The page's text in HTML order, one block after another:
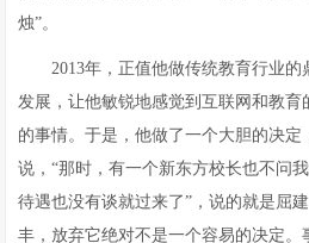
烛”。
2013年，正值他做传统教育行业
发展，让他敏锐地感觉到互联网和教育
的事情。于是，他做了一个大胆的决定
说，“那时，有一个新东方校长也不问
待遇也没有谈就过来了”，说的就是屈
丰，放弃它绝对不是一个容易的决定